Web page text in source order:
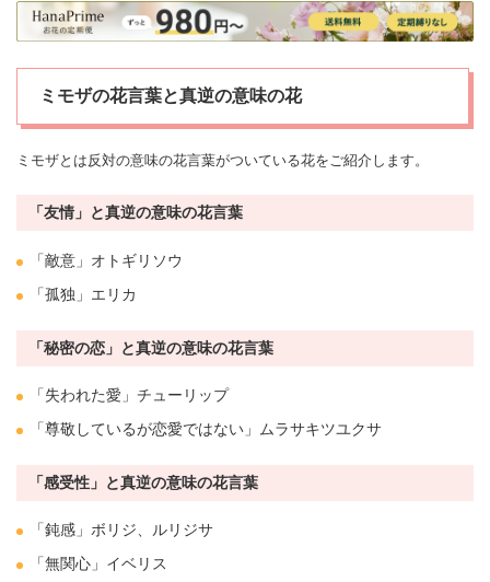
ミモザの花言葉と真逆の意味の花
ミモザとは反対の意味の花言葉がついている花をご紹介します。
「友情」と真逆の意味の花言葉
「敵意」オトギリソウ
「孤独」 エリカ
「秘密の恋」と真逆の意味の花言葉
「失われた愛 」 チューリップ
「尊敬しているが恋愛ではない」ムラサキツユクサ
「感受性」と真逆の意味の花言葉
「鈍感」ボリジ、ルリジサ
「無関心」 イベリス